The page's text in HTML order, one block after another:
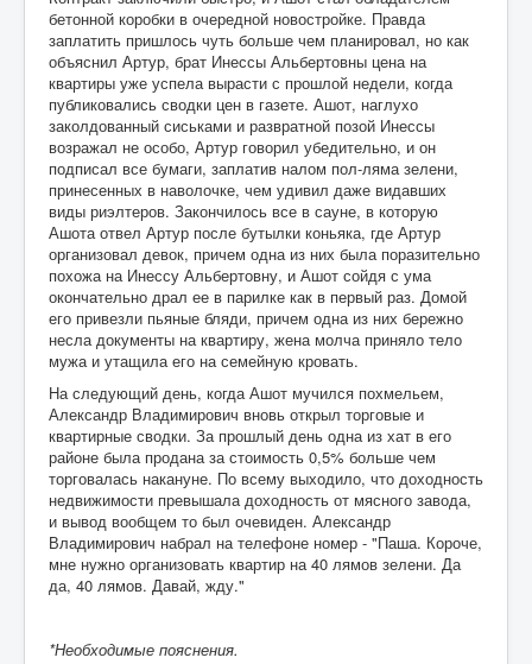
бетонной коробки в очередной новостройке. Правда
заплатить пришлось чуть больше чем планировал, но как
объяснил Артур, брат Инессы Альбертовны цена на
квартиры уже успела вырасти с прошлой недели, когда
публиковались сводки цен в газете. Ашот, наглухо
заколдованный сиськами и развратной позой Инессы
возражал не особо, Артур говорил убедительно, и он
подписал все бумаги, заплатив налом пол-ляма зелени,
принесенных в наволочке, чем удивил даже видавших
виды риэлтеров. Закончилось все в сауне, в которую
Ашота отвел Артур после бутылки коньяка, где Артур
организовал девок, причем одна из них была поразительно
похожа на Инессу Альбертовну, и Ашот сойдя с ума
окончательно драл ее в парилке как в первый раз. Домой
его привезли пьяные бляди, причем одна из них бережно
несла документы на квартиру, жена молча приняло тело
мужа и утащила его на семейную кровать.
На следующий день, когда Ашот мучился похмельем,
Александр Владимирович вновь открыл торговые и
квартирные сводки. За прошлый день одна из хат в его
районе была продана за стоимость 0,5% больше чем
торговалась накануне. По всему выходило, что доходность
недвижимости превышала доходность от мясного завода,
и вывод вообщем то был очевиден. Александр
Владимирович набрал на телефоне номер - "Паша. Короче,
мне нужно организовать квартир на 40 лямов зелени. Да
да, 40 лямов. Давай, жду."
*Необходимые пояснения.